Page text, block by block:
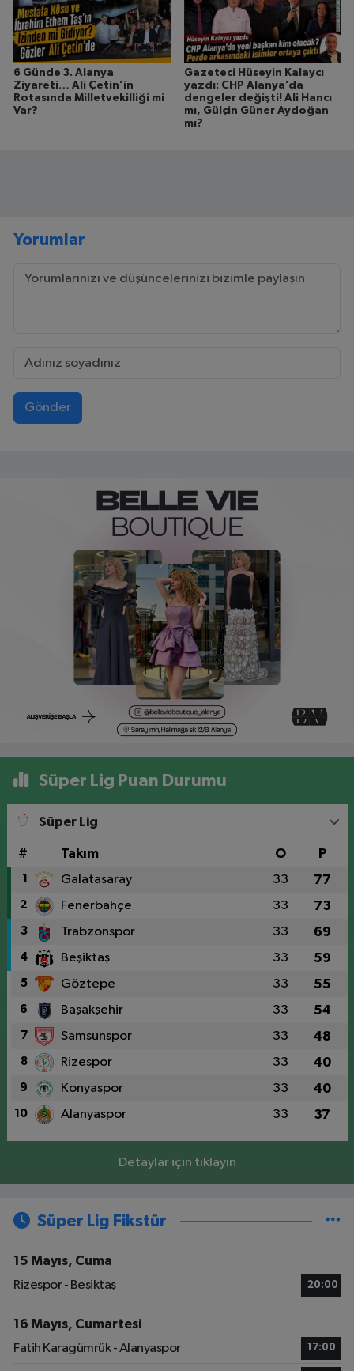
6 Günde 3. Alanya
Ziyareti… Ali Çetin’in
Rotasında Milletvekilliği mi
Var?
Gazeteci Hüseyin Kalaycı
yazdı: CHP Alanya’da
dengeler değişti! Ali Hancı
mı, Gülçin Güner Aydoğan
mı?
Yorumlar
Gönder
Süper Lig Puan Durumu
Süper Lig
# Takım O P
1 Galatasaray 33 77
2 Fenerbahçe 33 73
3 Trabzonspor 33 69
4 Beşiktaş 33 59
5 Göztepe 33 55
6 Başakşehir 33 54
7 Samsunspor 33 48
8 Rizespor 33 40
9 Konyaspor 33 40
10 Alanyaspor 33 37
Detaylar için tıklayın
Süper Lig Fikstür
15 Mayıs, Cuma
Rizespor - Beşiktaş
20:00
16 Mayıs, Cumartesi
Fatih Karagümrük - Alanyaspor
17:00